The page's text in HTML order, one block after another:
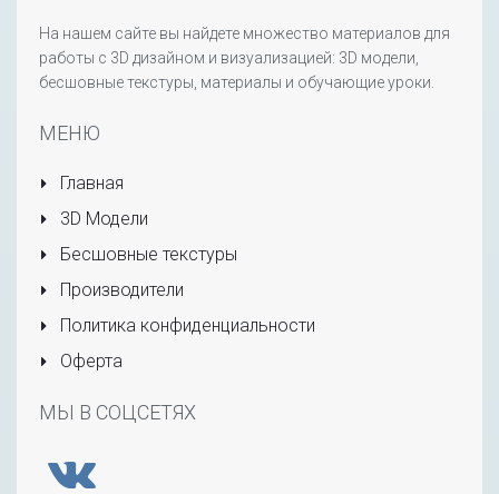
На нашем сайте вы найдете множество материалов для
работы с 3D дизайном и визуализацией: 3D модели,
бесшовные текстуры, материалы и обучающие уроки.
МЕНЮ
Главная
3D Модели
Бесшовные текстуры
Производители
Политика конфиденциальности
Оферта
МЫ В СОЦСЕТЯХ